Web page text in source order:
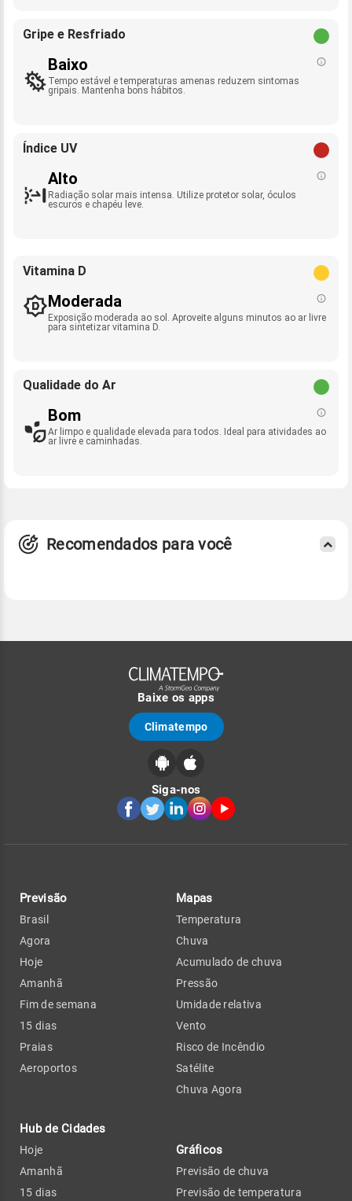
Gripe e Resfriado
Baixo
Tempo estável e temperaturas amenas reduzem sintomas
gripais. Mantenha bons hábitos.
Índice UV
Alto
Radiação solar mais intensa. Utilize protetor solar, óculos
escuros e chapéu leve.
Vitamina D
Moderada
Exposição moderada ao sol. Aproveite alguns minutos ao ar livre
para sintetizar vitamina D.
Qualidade do Ar
Bom
Ar limpo e qualidade elevada para todos. Ideal para atividades ao
ar livre e caminhadas.
Recomendados para você
Baixe os apps
Climatempo
Siga-nos
Previsão
Brasil
Agora
Hoje
Amanhã
Fim de semana
15 dias
Praias
Aeroportos
Hub de Cidades
Hoje
Amanhã
15 dias
Mapas
Temperatura
Chuva
Acumulado de chuva
Pressão
Umidade relativa
Vento
Risco de Incêndio
Satélite
Chuva Agora
Gráficos
Previsão de chuva
Previsão de temperatura